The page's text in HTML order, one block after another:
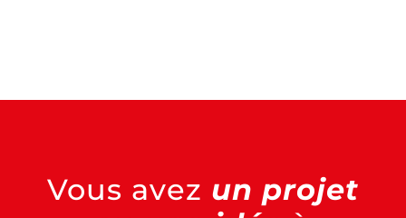
Vous avez un projet